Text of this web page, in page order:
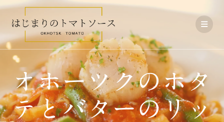
コ
テ
ン
ツ
へ
ス
キ
ッ
プ
オホーツクのホタ
テとバターのリッ